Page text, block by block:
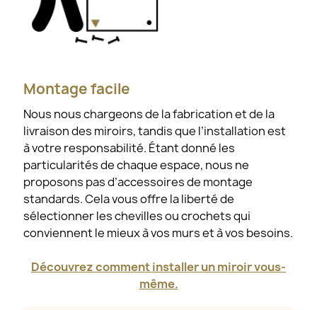
Montage facile
Nous nous chargeons de la fabrication et de la
livraison des miroirs, tandis que l’installation est
à votre responsabilité. Étant donné les
particularités de chaque espace, nous ne
proposons pas d’accessoires de montage
standards. Cela vous offre la liberté de
sélectionner les chevilles ou crochets qui
conviennent le mieux à vos murs et à vos besoins.
Découvrez comment installer un miroir vous-
même.